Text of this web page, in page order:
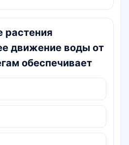
растения
движение воды от
обеспечивает